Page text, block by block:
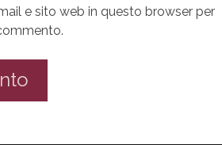
e sito web in questo browser per